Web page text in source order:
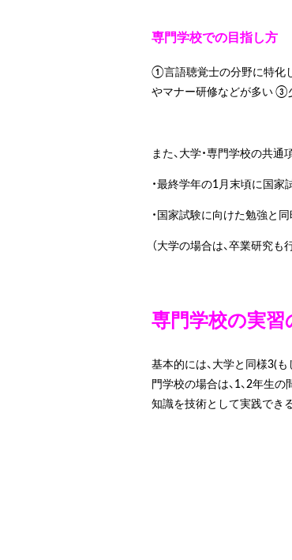
専門学校での目指し方
①言語聴覚士の分野に特化
やマナー研修などが多い ③
また、大学・専門学校の共通
・最終学年の1月末頃に国家
・国家試験に向けた勉強と
（大学の場合は、卒業研究も
専門学校の実習
基本的には、大学と同様3(
門学校の場合は、1、2年生
知識を技術として実践でき